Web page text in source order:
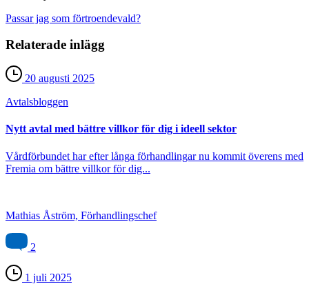
Passar jag som förtroendevald?
Relaterade inlägg
20 augusti 2025
Avtals­bloggen
Nytt avtal med bättre villkor för dig i ideell sektor
Vårdförbundet har efter långa förhandlingar nu kommit överens med
Fremia om bättre villkor för dig...
Mathias Åström, Förhandlingschef
2
1 juli 2025